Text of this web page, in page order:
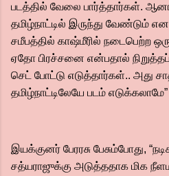
படத்தில் வேலை பார்த்தார்கள்.
தமிழ்நாட்டில் இருந்து வேண்டும் என
சமீபத்தில் காஷ்மீரில் நடைபெற்ற ஒரு
ஏதோ பிரச்சனை என்பதால்
செட் போட்டு எடுத்தார்கள்.. அது
தமிழ்நாட்டிலேயே படம்
இயக்குனர் பேரரசு பேசும்போது,
சத்யராஜுக்கு அடுத்ததாக மிக